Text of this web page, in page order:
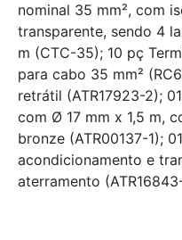
nominal 35 mm², com
transparente, sendo 4
m (CTC-35); 10 pç
para cabo 35 mm²
retrátil (ATR17923-2);
com Ø 17 mm x 1,5 m,
bronze (ATR00137-1);
acondicionamento e
aterramento